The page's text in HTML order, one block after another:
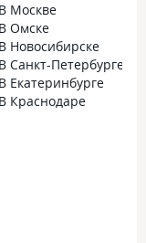
В Москве
В Омске
В Новосибирске
В Санкт-Петербурге
В Екатеринбурге
В Краснодаре